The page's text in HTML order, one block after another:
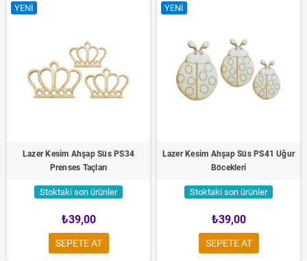
YENI
Lazer Kesim Ahşap Süs PS34
Prenses Taçları
Stoktaki son ürünler
₺39,00
SEPETE AT
YENI
Lazer Kesim Ahşap Süs PS41 Uğur
Böcekleri
Stoktaki son ürünler
₺39,00
SEPETE AT